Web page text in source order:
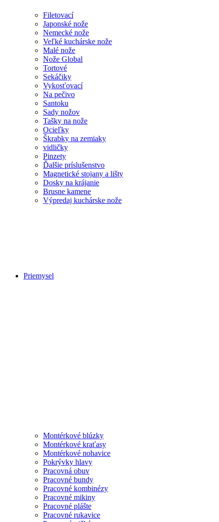
Filetovací
Japonské nože
Nemecké nože
Veľké kuchárske nože
Malé nože
Nože Global
Tortové
Sekáčiky
Vykosťovací
Na pečivo
Santoku
Sady nožov
Tašky na nože
Ocieľky
Škrabky na zemiaky
vidličky
Pinzety
Ďalšie príslušenstvo
Magnetické stojany a lišty
Dosky na krájanie
Brusne kamene
Výpredaj kuchárske nože
Priemysel
Montérkové blúzky
Montérkové kraťasy
Montérkové nohavice
Pokrývky hlavy
Pracovná obuv
Pracovné bundy
Pracovné kombinézy
Pracovné mikiny
Pracovné plášte
Pracovné rukavice